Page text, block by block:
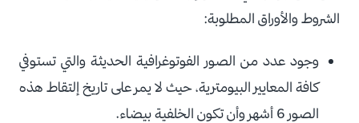
الشروط والأوراق المطلوبة:
وجود عدد من الصور الفوتوغرافية الحديثة والتي تستوفي
كافة المعايير البيومترية، حيث لا يمر على تاريخ إلتقاط هذه
الصور 6 أشهر وأن تكون الخلفية بيضاء.